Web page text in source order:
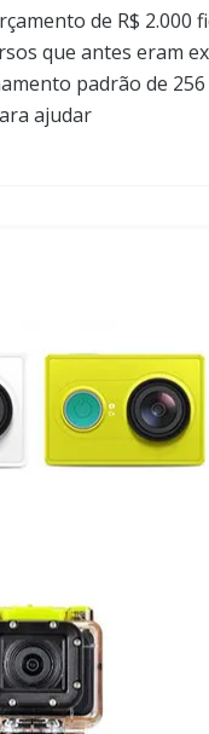
de R$ 2.000
que antes eram
padrão de
ajudar